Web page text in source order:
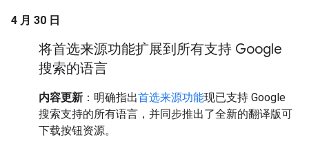
4 月 30 日
将首选来源功能扩展到所有支持 Google
搜索的语言
内容更新 ：明确指出首选来源功能现已支持 Google
搜索支持的所有语言，并同步推出了全新的翻译版可
下载按钮资源。